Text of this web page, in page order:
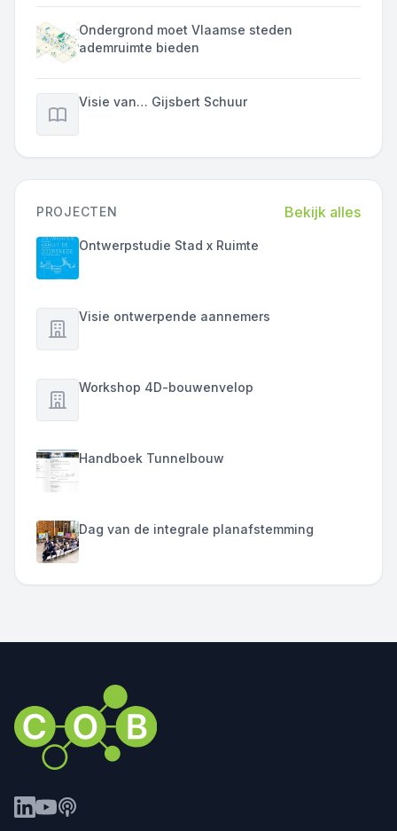
Ondergrond moet Vlaamse steden
ademruimte bieden
Visie van… Gijsbert Schuur
PROJECTEN Bekijk alles
Ontwerpstudie Stad x Ruimte
Visie ontwerpende aannemers
Workshop 4D-bouwenvelop
Handboek Tunnelbouw
Dag van de integrale planafstemming